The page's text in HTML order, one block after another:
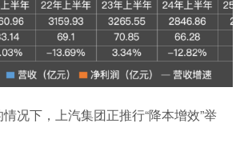
况下，上汽集团正推行“降本增效”举